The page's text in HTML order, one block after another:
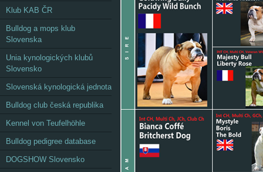
Klub KAB ČR
Bulldog a mops klub
Slovenska
Unia kynologických klubů
Slovensko
Slovenská kynologická jednota
Bulldog club česká republika
Kennel von Teufelhöhle
Bulldog pedigree database
DOGSHOW Slovensko